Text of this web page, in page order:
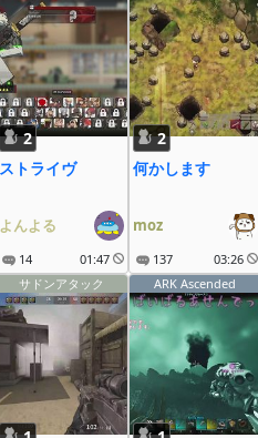
2
ストライヴ
よんよる
14 01:47
2
何かします
moz
137 03:26
サドンアタック ARK Ascended